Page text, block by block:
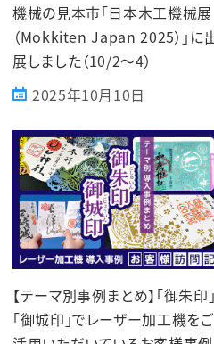
機械の見本市「日本木工機械展
（Mokkiten Japan 2025）」に
展しました（10/2～4）
2025年10月10日
【テーマ別事例まとめ】「御朱印」
「御城印」でレーザー加工機をご